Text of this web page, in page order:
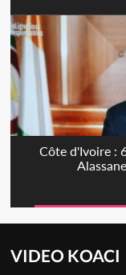
Côte d'Ivoire :
VIDEO